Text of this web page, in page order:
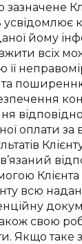
йому
всіх
її
оплати за
всю
свою
Якщо